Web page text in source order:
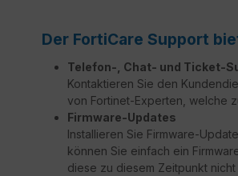
Der FortiCare Support
Telefon-, Chat- und Ticket-
Kontaktieren Sie den
von Fortinet-Experten, welche
Firmware-Updates
Installieren Sie Firmware-
können Sie einfach ein
diese zu diesem Zeitpunkt